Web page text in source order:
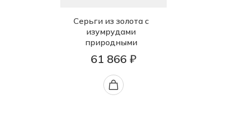
Серьги из золота с
изумрудами
природными
61 866 ₽